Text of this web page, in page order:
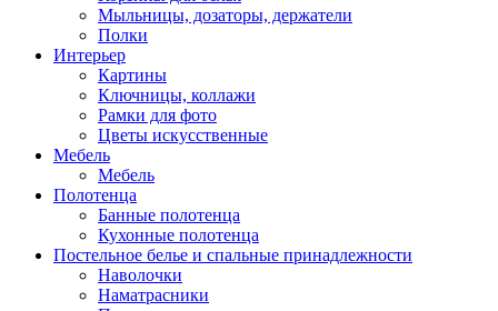
Мыльницы, дозаторы, держатели
Полки
Интерьер
Картины
Ключницы, коллажи
Рамки для фото
Цветы искусственные
Мебель
Мебель
Полотенца
Банные полотенца
Кухонные полотенца
Постельное белье и спальные принадлежности
Наволочки
Наматрасники